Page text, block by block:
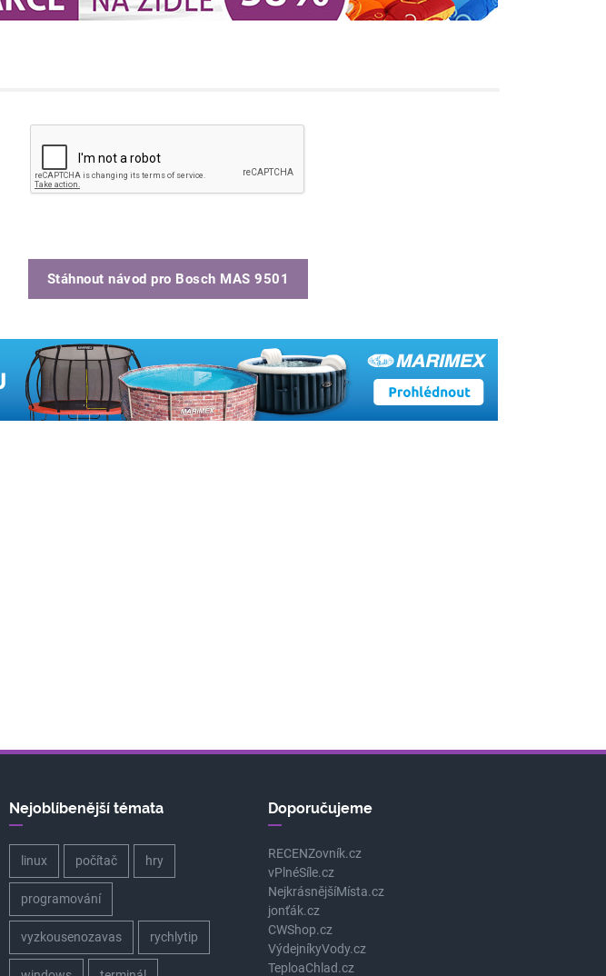
Stáhnout návod pro Bosch MAS 9501
Nejoblíbenější témata
linux počítač hry
programování
vyzkousenozavas rychlytip
Doporučujeme
RECENZovník.cz
vPlnéSíle.cz
NejkrásnějšíMísta.cz
jonťák.cz
CWShop.cz
VýdejníkyVody.cz
TeploaChlad.cz